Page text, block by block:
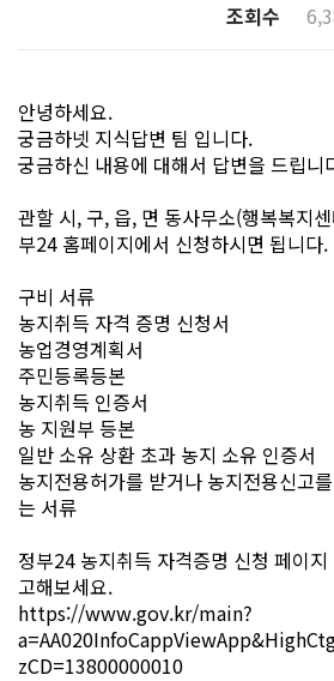
조회수
안녕하세요.
궁금하넷 지식답변 팀 입니다.
궁금하신 내용에 대해서 답변을 드립니
관할 시, 구, 읍, 면 동사무소(행복복지
부24 홈페이지에서 신청하시면 됩니다.
구비 서류
농지취득 자격 증명 신청서
농업경영계획서
주민등록등본
농지취득 인증서
농 지원부 등본
일반 소유 상환 초과 농지 소유 인증서
농지전용허가를 받거나 농지전용신고
는 서류
정부24 농지취득 자격증명 신청 페이
고해보세요.
https://www.gov.kr/main?
zCD=13800000010